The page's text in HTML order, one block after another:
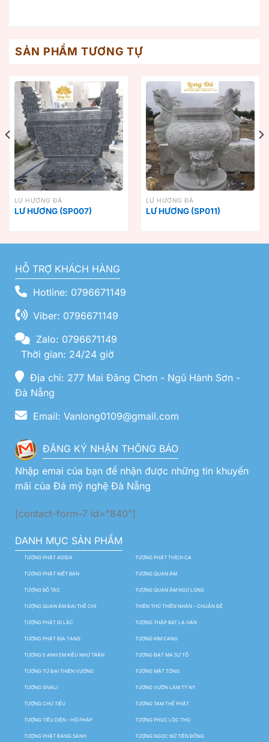
SẢN PHẨM TƯƠNG TỰ
LƯ HƯƠNG ĐÁ
LƯ HƯƠNG (SP007)
LƯ HƯƠNG ĐÁ
LƯ HƯƠNG (SP011)
HỖ TRỢ KHÁCH HÀNG
Hotline: 0796671149
Viber: 0796671149
Zalo: 0796671149
Thời gian: 24/24 giờ
Địa chỉ: 277 Mai Đăng Chơn - Ngũ Hành Sơn -
Đà Nẵng
Email: Vanlong0109@gmail.com
ĐĂNG KÝ NHẬN THÔNG BÁO
Nhập emai của bạn để nhận được những tin khuyến
mãi của Đá mỹ nghệ Đà Nẵng
[contact-form-7 id="840"]
DANH MỤC SẢN PHẨM
TƯỢNG PHẬT ADIDA TƯỢNG PHẬT THÍCH CA
TƯỢNG PHẬT NIẾT BÀN TƯỢNG QUAN ÂM
TƯỢNG BỒ TÁC TƯỢNG QUAN ÂM NGỰ LONG
TƯỢNG QUAN ÂM ĐẠI THẾ CHÍ THIÊN THỦ THIÊN NHÃN – CHUẨN ĐỀ
TƯỢNG PHẬT DI LẶC TƯỢNG THẬP BÁT LA HÁN
TƯỢNG PHẬT ĐỊA TẠNG TƯỢNG KIM CANG
TƯỢNG 5 ANH EM KIỀU NHƯ TRẦN TƯỢNG ĐẠT MA SƯ TỔ
TƯỢNG TỨ ĐẠI THIÊN VƯƠNG TƯỢNG MẬT TÔNG
TƯỢNG SIVALI TƯỢNG VƯỜN LÂM TỲ NY
TƯỢNG CHÚ TIỂU TƯỢNG TAM THẾ PHẬT
TƯỢNG TIÊU DIỆN – HỘ PHÁP TƯỢNG PHÚC LỘC THỌ
TƯỢNG PHẬT ĐẢNG SANH TƯỢNG NGỌC NỮ TIÊN ĐỒNG